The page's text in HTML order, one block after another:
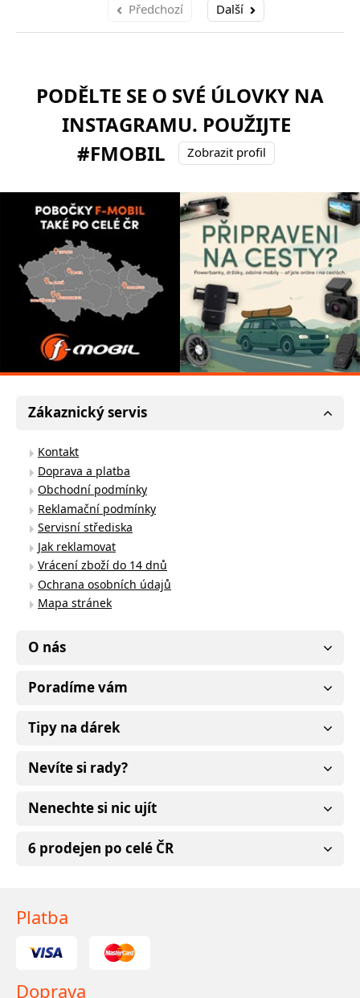
Předchozí Další
PODĚLTE SE O SVÉ ÚLOVKY NA
INSTAGRAMU. POUŽIJTE
#FMOBIL
Zobrazit profil
Zákaznický servis
Kontakt
Doprava a platba
Obchodní podmínky
Reklamační podmínky
Servisní střediska
Jak reklamovat
Vrácení zboží do 14 dnů
Ochrana osobních údajů
Mapa stránek
O nás
Poradíme vám
Tipy na dárek
Nevíte si rady?
Nenechte si nic ujít
6 prodejen po celé ČR
Platba
Doprava